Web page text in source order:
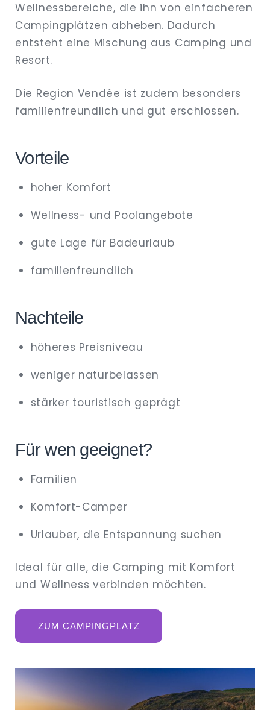
Wellnessbereiche, die ihn von einfacheren
Campingplätzen abheben. Dadurch
entsteht eine Mischung aus Camping und
Resort.
Die Region Vendée ist zudem besonders
familienfreundlich und gut erschlossen.
Vorteile
hoher Komfort
Wellness- und Poolangebote
gute Lage für Badeurlaub
familienfreundlich
Nachteile
höheres Preisniveau
weniger naturbelassen
stärker touristisch geprägt
Für wen geeignet?
Familien
Komfort-Camper
Urlauber, die Entspannung suchen
Ideal für alle, die Camping mit Komfort
und Wellness verbinden möchten.
ZUM CAMPINGPLATZ